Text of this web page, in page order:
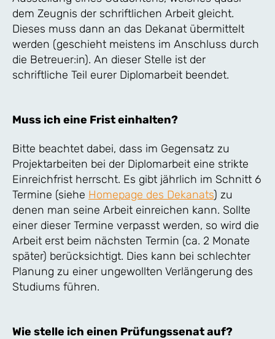
dem Zeugnis der schriftlichen Arbeit gleicht.
Dieses muss dann an das Dekanat übermittelt
werden (geschieht meistens im Anschluss durch
die Betreuer:in). An dieser Stelle ist der
schriftliche Teil eurer Diplomarbeit beendet.
Muss ich eine Frist einhalten?
Bitte beachtet dabei, dass im Gegensatz zu
Projektarbeiten bei der Diplomarbeit eine strikte
Einreichfrist herrscht. Es gibt jährlich im Schnitt 6
Termine (siehe Homepage des Dekanats) zu
denen man seine Arbeit einreichen kann. Sollte
einer dieser Termine verpasst werden, so wird die
Arbeit erst beim nächsten Termin (ca. 2 Monate
später) berücksichtigt. Dies kann bei schlechter
Planung zu einer ungewollten Verlängerung des
Studiums führen.
Wie stelle ich einen Prüfungssenat auf?